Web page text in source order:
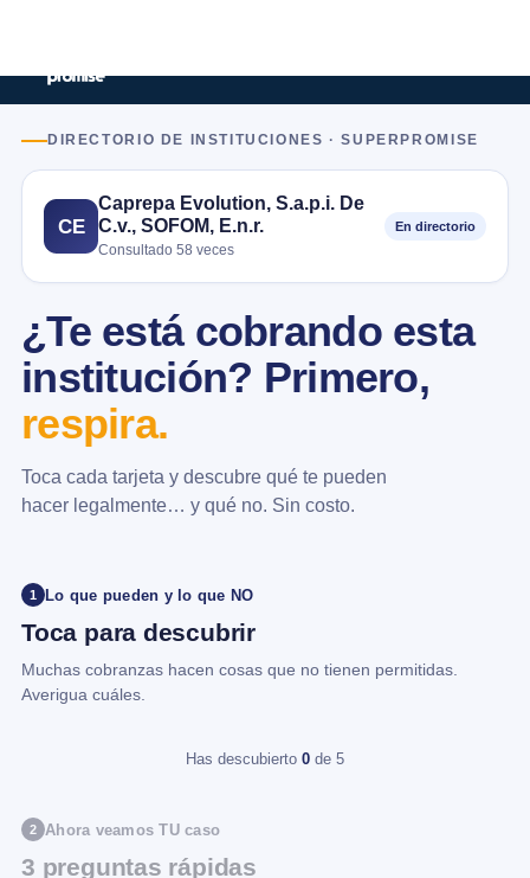
DIRECTORIO DE INSTITUCIONES · SUPERPROMISE
CE
Caprepa Evolution, S.a.p.i. De
C.v., SOFOM, E.n.r.
Consultado 58 veces
En directorio
¿Te está cobrando esta
institución? Primero,
respira.
Toca cada tarjeta y descubre qué te pueden
hacer legalmente… y qué no. Sin costo.
1 Lo que pueden y lo que NO
Toca para descubrir
Muchas cobranzas hacen cosas que no tienen permitidas.
Averigua cuáles.
Has descubierto 0 de 5
2 Ahora veamos TU caso
3 preguntas rápidas